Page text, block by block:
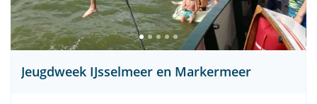
Jeugdweek IJsselmeer en Markermeer